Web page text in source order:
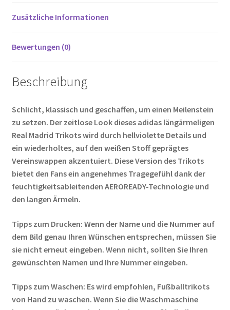
k
Zusätzliche Informationen
Bewertungen (0)
Beschreibung
Schlicht, klassisch und geschaffen, um einen Meilenstein
zu setzen. Der zeitlose Look dieses adidas längärmeligen
Real Madrid Trikots wird durch hellviolette Details und
ein wiederholtes, auf den weißen Stoff geprägtes
Vereinswappen akzentuiert. Diese Version des Trikots
bietet den Fans ein angenehmes Tragegefühl dank der
feuchtigkeitsableitenden AEROREADY-Technologie und
den langen Ärmeln.
Tipps zum Drucken: Wenn der Name und die Nummer auf
dem Bild genau Ihren Wünschen entsprechen, müssen Sie
sie nicht erneut eingeben. Wenn nicht, sollten Sie Ihren
gewünschten Namen und Ihre Nummer eingeben.
Tipps zum Waschen: Es wird empfohlen, Fußballtrikots
von Hand zu waschen. Wenn Sie die Waschmaschine